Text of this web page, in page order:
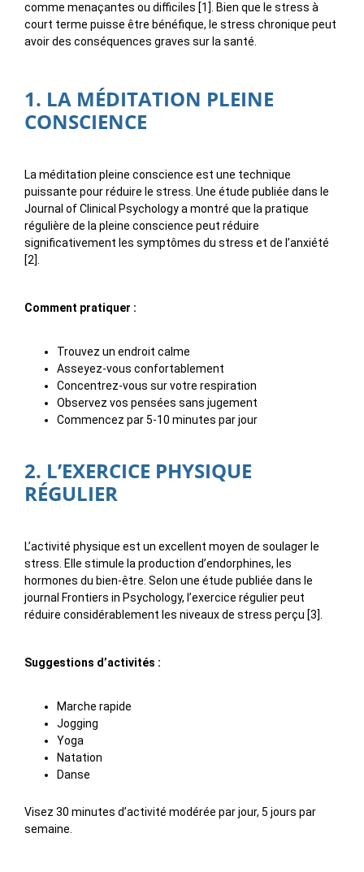
comme menaçantes ou difficiles [1]. Bien que le stress à
court terme puisse être bénéfique, le stress chronique peut
avoir des conséquences graves sur la santé.
1. LA MÉDITATION PLEINE
CONSCIENCE
La méditation pleine conscience est une technique
puissante pour réduire le stress. Une étude publiée dans le
Journal of Clinical Psychology a montré que la pratique
régulière de la pleine conscience peut réduire
significativement les symptômes du stress et de l’anxiété
[2].
Comment pratiquer :
Trouvez un endroit calme
Asseyez-vous confortablement
Concentrez-vous sur votre respiration
Observez vos pensées sans jugement
Commencez par 5-10 minutes par jour
2. L’EXERCICE PHYSIQUE
RÉGULIER
L’activité physique est un excellent moyen de soulager le
stress. Elle stimule la production d’endorphines, les
hormones du bien-être. Selon une étude publiée dans le
journal Frontiers in Psychology, l’exercice régulier peut
réduire considérablement les niveaux de stress perçu [3].
Suggestions d’activités :
Marche rapide
Jogging
Yoga
Natation
Danse
Visez 30 minutes d’activité modérée par jour, 5 jours par
semaine.